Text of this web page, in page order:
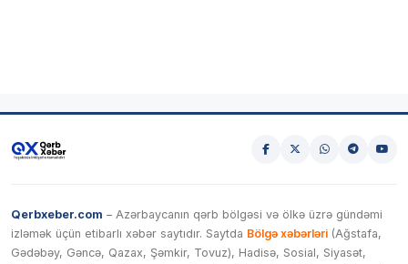
Qerbxeber.com – Azərbaycanın qərb bölgəsi və ölkə üzrə gündəmi
izləmək üçün etibarlı xəbər saytıdır. Saytda Bölgə xəbərləri (Ağstafa,
Gədəbəy, Gəncə, Qazax, Şəmkir, Tovuz), Hadisə, Sosial, Siyasət,